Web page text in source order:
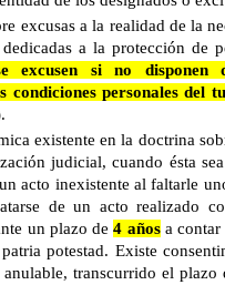
excusas a la realidad de la
a la protección de
excusen si no disponen
condiciones personales del
.
existente en la doctrina
judicial, cuando ésta
acto inexistente al faltarle
de un acto realizado
un plazo de4 añosa contar
potestad. Existe
transcurrido el plazo